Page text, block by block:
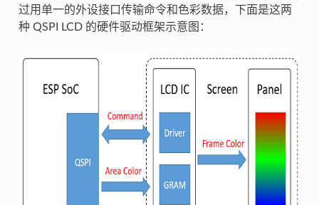
过用单一的外设接口传输命令和色彩数据，下面是这两
种 QSPI LCD 的硬件驱动框架示意图：